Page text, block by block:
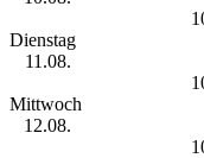
Dienstag
11.08.
Mittwoch
12.08.